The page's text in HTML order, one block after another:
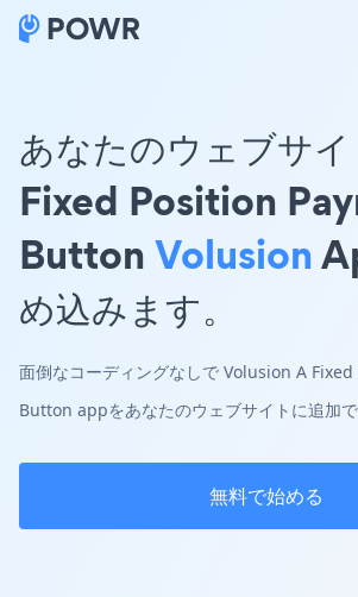
あなたのウェブサ
Fixed Position
ButtonVolusion
め込みます。
面倒なコーディングなしで Volusion A
Button appをあなたのウェブサイトに追加で
無料で始める